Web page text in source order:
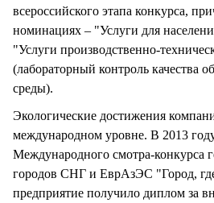
всероссийского этапа конкурса,
номинациях – "Услуги для
"Услуги производственно-
(лабораторный контроль качества
среды).
Экологические достижения
международном уровне. В 2013
Международного смотра-конкурса
городов СНГ и ЕврАзЭС "Город,
предприятие получило диплом за